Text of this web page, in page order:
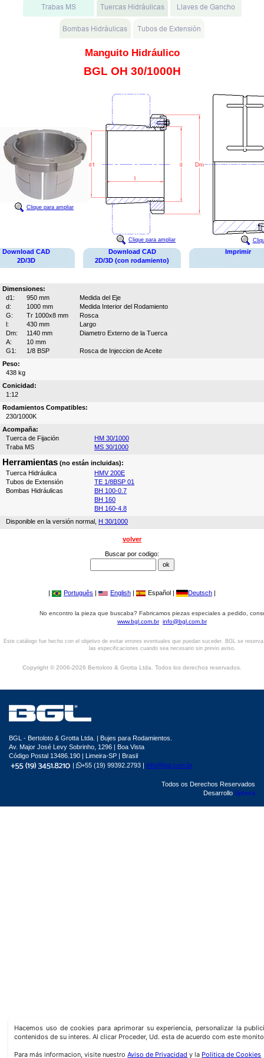
Manguito Hidráulico
BGL OH 30/1000H
Clique para ampliar
Clique para ampliar
Download CAD
2D/3D
Download CAD
2D/3D (con rodamiento)
Imprimir
Dimensiones:
d1:
950 mm
Medida del Eje
d:
1000 mm
Medida Interior del Rodamiento
G:
Tr 1000x8 mm
Rosca
l:
430 mm
Largo
Dm:
1140 mm
Diametro Externo de la Tuerca
A:
10 mm
G1:
1/8 BSP
Rosca de Injeccion de Aceite
Peso:
438 kg
Conicidad:
1:12
Rodamientos Compatibles:
230/1000K
Acompaña:
Tuerca de Fijación
HM 30/1000
Traba MS
MS 30/1000
Herramientas (no están incluidas):
Tuerca Hidráulica
HMV 200E
Tubos de Extensión
TE 1/8BSP 01
Bombas Hidráulicas
BH 100-0.7
BH 160
BH 160-4.8
Disponible en la versión normal, H 30/1000
volver
Buscar por codigo:
| Português | English | Español | Deutsch |
No encontro la pieza que buscaba? Fabricamos piezas especiales a pedido,
www.bgl.com.br info@bgl.com.br
Este catálogo fue hecho con el objetivo de evitar errores eventuales que puedan suceder. BGL se
las especificaciones cuando sea necesario sin previo aviso.
Copyright © 2006-2026 Bertoloto & Grotta Ltda. Todos los derechos reservados.
Hacemos uso de cookies para aprimorar su experiencia, personalizar la
contenidos de su interes. Al clicar Proceder, Ud. esta de acuerdo com este
Para más informacion, visite nuestroAviso de Privacidad y la Politica de Cookies
BGL - Bertoloto & Grotta Ltda. | Bujes para Rodamientos.
Av. Major José Levy Sobrinho, 1296 | Boa Vista
Código Postal 13486.190 | Limeira-SP | Brasil
|
+55 (19) 99392.2793 | info@bgl.com.br
Todos os Derechos Reservados
Desarrollo Sphera